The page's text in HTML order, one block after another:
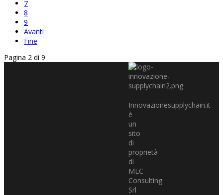
7
8
9
Avanti
Fine
Pagina 2 di 9
Innovazionesupplychain.it
è
un
sito
di
proprietà
di
MLC
Consulting
Srl